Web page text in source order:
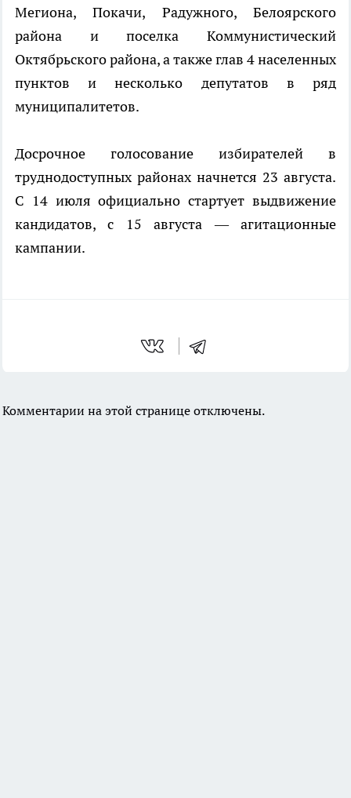
Мегиона, Покачи, Радужного, Белоярского
района и поселка Коммунистический
Октябрьского района, а также глав 4 населенных
пунктов и несколько депутатов в ряд
муниципалитетов.
Досрочное голосование избирателей в
труднодоступных районах начнется 23 августа.
С 14 июля официально стартует выдвижение
кандидатов, с 15 августа — агитационные
кампании.
Комментарии на этой странице отключены.